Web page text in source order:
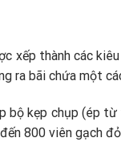
xếp thành các
ra bãi chứa một
kẹp chụp (ép
800 viên gạch